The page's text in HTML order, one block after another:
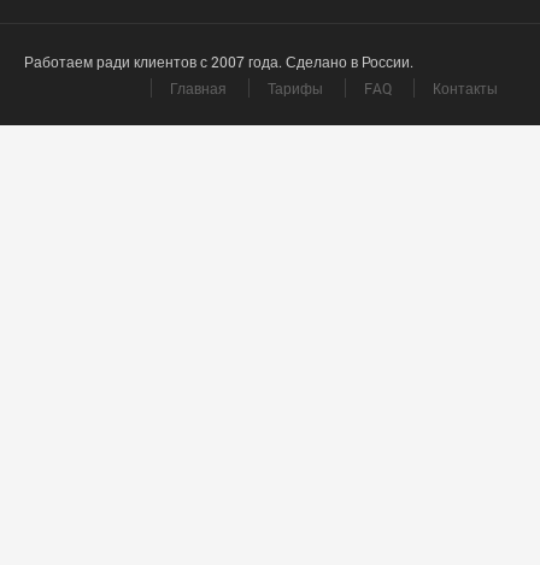
Работаем ради клиентов с 2007 года. Сделано в России.
Главная
Тарифы FAQ Контакты